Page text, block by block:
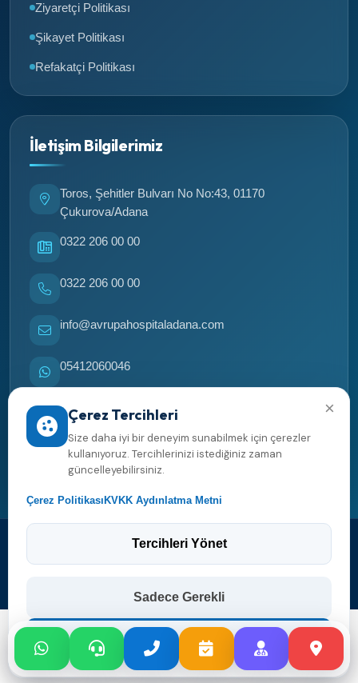
Ziyaretçi Politikası
Şikayet Politikası
Refakatçi Politikası
İletişim Bilgilerimiz
Toros, Şehitler Bulvarı No No:43, 01170
Çukurova/Adana
0322 206 00 00
0322 206 00 00
info@avrupahospitaladana.com
05412060046
05412060046
Yol tarifi al
2026 Avrupa Hospital Adana. Her hakkı saklıdır.
×
Çerez Tercihleri
Size daha iyi bir deneyim sunabilmek için çerezler
kullanıyoruz. Tercihlerinizi istediğiniz zaman
güncelleyebilirsiniz.
Çerez Politikası KVKK Aydınlatma Metni
Tercihleri Yönet
Sadece Gerekli
Tümünü Kabul Et